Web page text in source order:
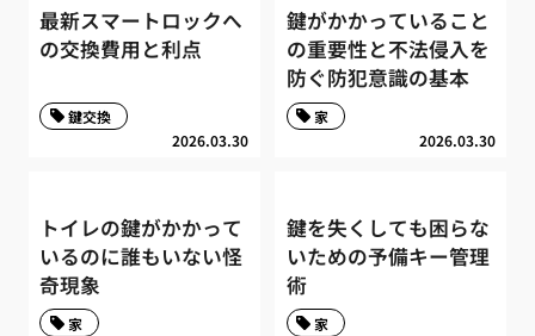
最新スマートロックへ
の交換費用と利点
2026.03.30
鍵交換
鍵がかかっていること
の重要性と不法侵入を
防ぐ防犯意識の基本
2026.03.30
家
トイレの鍵がかかって
いるのに誰もいない怪
奇現象
家
鍵を失くしても困らな
いための予備キー管理
術
家